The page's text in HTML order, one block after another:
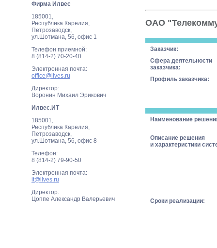
Фирма Илвеc
185001,
Республика Карелия,
Петрозаводск,
ул.Шотмана, 56, офис 1
Телефон приемной:
8 (814-2) 70-20-40
Электронная почта:
office@ilves.ru
Директор:
Воронин Михаил Эрикович
Илвес.ИТ
185001,
Республика Карелия,
Петрозаводск,
ул.Шотмана, 56, офис 8
Телефон:
8 (814-2) 79-90-50
Электронная почта:
it@ilves.ru
Директор:
Цоппе Александр Валерьевич
ОАО
Заказчик:
Сфера деятельности
заказчика:
Профиль заказчика:
Наименование
Описание решения
и характеристики
Сроки реализации: